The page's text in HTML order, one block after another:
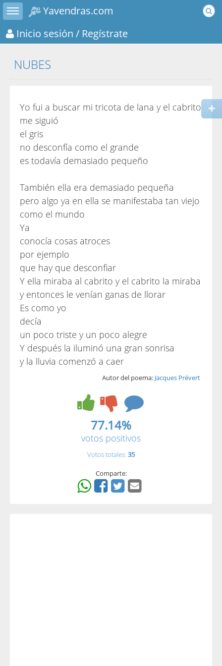
Toggle sidebar
Yavendras.com
Inicio sesión / Regístrate
NUBES
Yo fui a buscar mi tricota de lana y el cabrito
me siguió
el gris
no desconfía como el grande
es todavía demasiado pequeño
También ella era demasiado pequeña
pero algo ya en ella se manifestaba tan viejo
como el mundo
Ya
conocía cosas atroces
por ejemplo
que hay que desconfiar
Y ella miraba al cabrito y el cabrito la miraba
y entonces le venían ganas de llorar
Es como yo
decía
un poco triste y un poco alegre
Y después la iluminó una gran sonrisa
y la lluvia comenzó a caer
Autor del poema: Jacques Prévert
77.14%
votos positivos
Votos totales: 35
Comparte: